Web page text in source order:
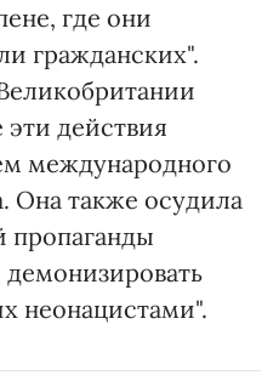
где они
гражданских".
эти действия
международного
Она также осудила
пропаганды
демонизировать
неонацистами".